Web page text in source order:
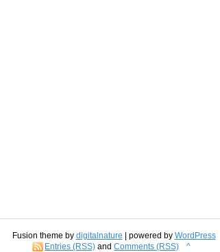
Fusion theme by digitalnature | powered by WordPress
Entries (RSS) andComments (RSS) ^